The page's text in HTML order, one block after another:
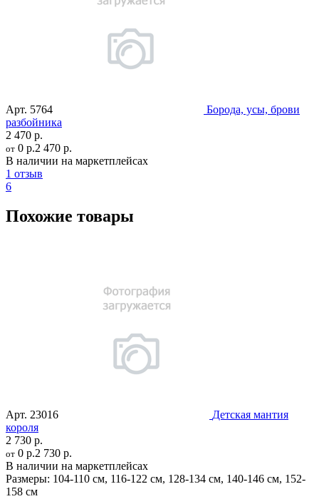
Арт. 5764
Борода, усы, брови
разбойника
2 470 р.
от 0 р.2 470 р.
В наличии на маркетплейсах
1 отзыв
6
Похожие товары
Арт. 23016
Детская мантия
короля
2 730 р.
от 0 р.2 730 р.
В наличии на маркетплейсах
Размеры: 104-110 см, 116-122 см, 128-134 см, 140-146 см, 152-
158 см